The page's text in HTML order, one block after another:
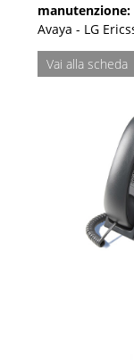
manutenzione:
Avaya - LG
Vai alla scheda